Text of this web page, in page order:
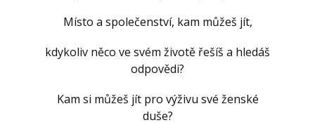
Místo a společenství, kam můžeš jít,
kdykoliv něco ve svém životě řešíš a hledáš
odpovědi?
Kam si můžeš jít pro výživu své ženské
duše?